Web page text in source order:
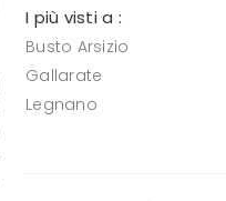
I più visti a :
Busto Arsizio
Gallarate
Legnano